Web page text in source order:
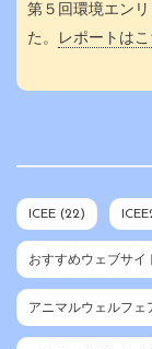
第５回環境エン
た。
レポートはこ
ICEE (22)
おすすめウェブサイ
アニマルウェルフェ